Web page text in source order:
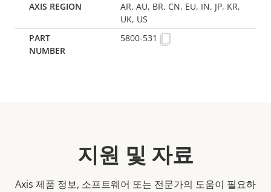
AR, AU, BR, CN, EU, IN, JP, KR,
UK, US
5800-531
지원 및 자료
Axis 제품 정보, 소프트웨어 또는 전문가의 도움이 필요하